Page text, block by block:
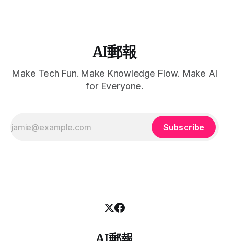
AI郵報
Make Tech Fun. Make Knowledge Flow. Make AI
for Everyone.
Subscribe